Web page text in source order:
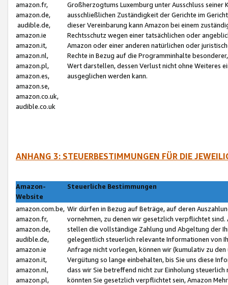
amazon.fr,
amazon.de,
audible.de,
amazon.ie
amazon.it,
amazon.nl,
amazon.pl,
amazon.es,
amazon.se,
amazon.co.uk,
audible.co.uk
Großherzogtums Luxemburg unter Ausschluss
ausschließlichen Zuständigkeit der Gerichte im
dieser Vereinbarung kann Amazon bei einem
Rechtsschutz wegen einer tatsächlichen oder
Amazon oder einer anderen natürlichen oder
Rechte in Bezug auf die Programminhalte
Wert darstellen, dessen Verlust nicht ohne Weiteres
ausgeglichen werden kann.
ANHANG 3: STEUERBESTIMMUNGEN FÜR DIE
Amazon-
Website
Steuerliche Bestimmungen
amazon.com.be,
amazon.fr,
amazon.de,
audible.de,
amazon.ie
amazon.it,
amazon.nl,
amazon.pl,
Wir dürfen in Bezug auf Beträge, auf deren
vornehmen, zu denen wir gesetzlich verpflichtet
stellen die vollständige Zahlung und Abgeltung der
gelegentlich steuerlich relevante Informationen von
Anfrage nicht vorlegen, können wir (kumulativ zu
Vergütung so lange einbehalten, bis Sie uns diese
dass wir Sie betreffend nicht zur Einholung
könnten Sie gesetzlich verpflichtet sein, Amazon